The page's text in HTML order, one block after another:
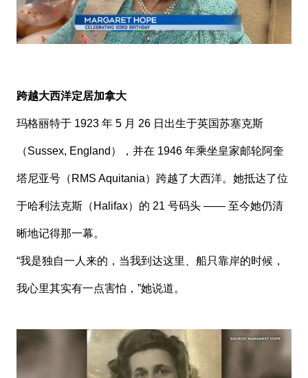
跨越大西洋定居加拿大
玛格丽特于 1923 年 5 月 26 日出生于英国苏塞克斯
（Sussex, England），并在 1946 年乘坐皇家邮轮阿奎
塔尼亚号（RMS Aquitania）跨越了大西洋。她抵达了位
于哈利法克斯（Halifax）的 21 号码头 —— 至今她仍清
晰地记得那一幕。
“我是独自一人来的，当我到达这里、船只靠岸的时候，
我心里其实有一点害怕，”她说道。